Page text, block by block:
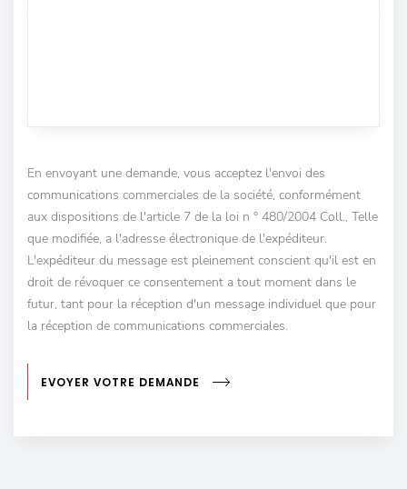
En envoyant une demande, vous acceptez l'envoi des
communications commerciales de la société, conformément
aux dispositions de l'article 7 de la loi n ° 480/2004 Coll., Telle
que modifiée, a l'adresse électronique de l'expéditeur.
L'expéditeur du message est pleinement conscient qu'il est en
droit de révoquer ce consentement a tout moment dans le
futur, tant pour la réception d'un message individuel que pour
la réception de communications commerciales.
EVOYER VOTRE DEMANDE